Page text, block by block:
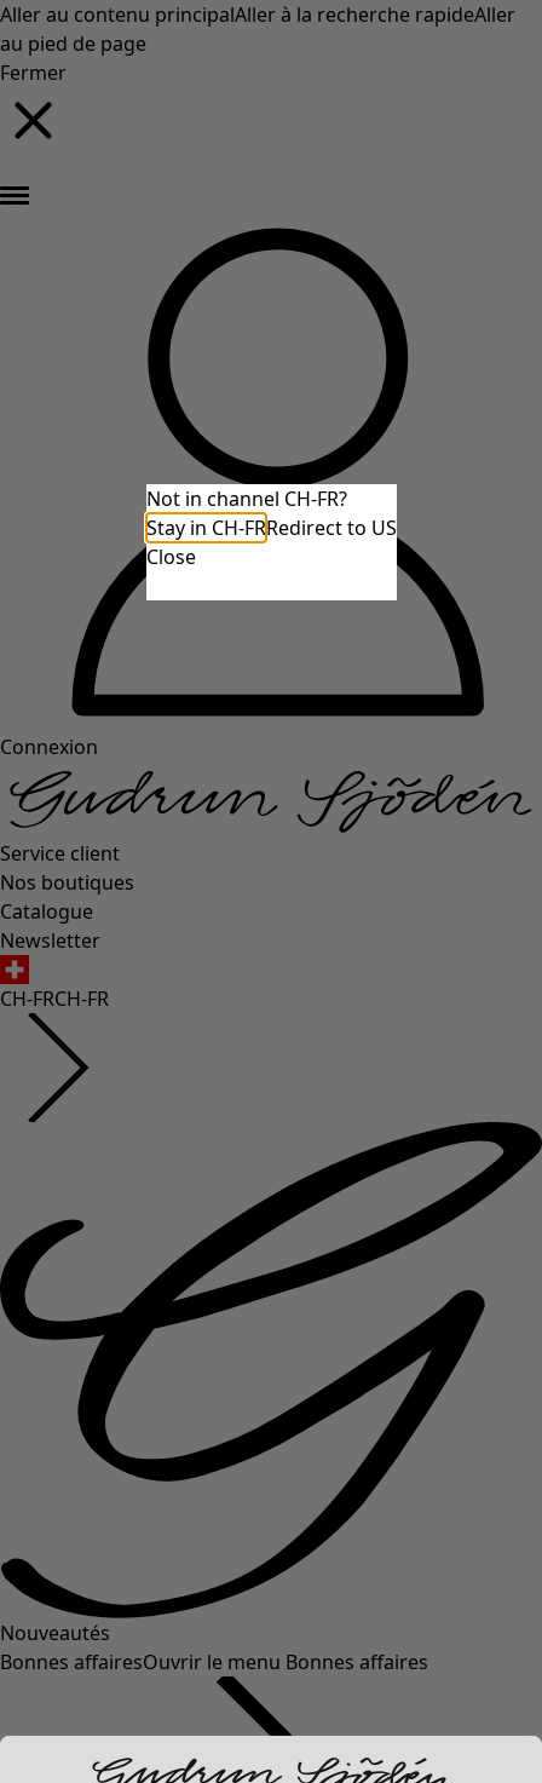
Aller au contenu principalAller à la recherche rapideAller
au pied de page
Fermer
Connexion
Service client
Nos boutiques
Catalogue
Newsletter
CH-FRCH-FR
Nouveautés
Bonnes affairesOuvrir le menu Bonnes affaires
Not in channel CH-FR?
Stay in CH-FRRedirect to US
Close